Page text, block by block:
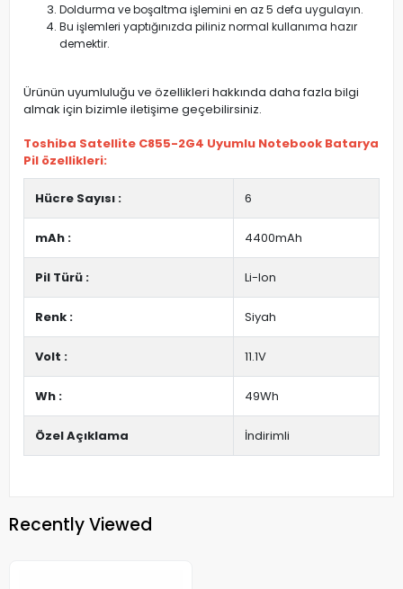
Doldurma ve boşaltma işlemini en az 5 defa uygulayın.
Bu işlemleri yaptığınızda piliniz normal kullanıma hazır
demektir.
Ürünün uyumluluğu ve özellikleri hakkında daha fazla bilgi
almak için bizimle iletişime geçebilirsiniz.
Toshiba Satellite C855-2G4 Uyumlu Notebook Batarya
Pil özellikleri:
Hücre Sayısı : 6
mAh : 4400mAh
Pil Türü : Li-Ion
Renk : Siyah
Volt : 11.1V
Wh : 49Wh
Özel Açıklama İndirimli
Recently Viewed